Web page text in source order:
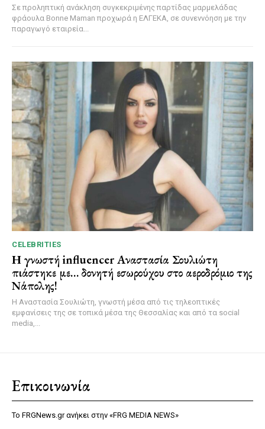
Σε προληπτική ανάκληση συγκεκριμένης παρτίδας μαρμελάδας
φράουλα Bonne Maman προχωρά η ΕΛΓΕΚΑ, σε συνεννόηση με την
παραγωγό εταιρεία...
CELEBRITIES
Η γνωστή influencer Αναστασία Σουλιώτη
πιάστηκε με… δονητή εσωρούχου στο αεροδρόμιο της
Νάπολης!
Η Αναστασία Σουλιώτη, γνωστή μέσα από τις τηλεοπτικές
εμφανίσεις της σε τοπικά μέσα της Θεσσαλίας και από τα social
media,...
Επικοινωνία
Το FRGNews.gr ανήκει στην «FRG MEDIA NEWS»